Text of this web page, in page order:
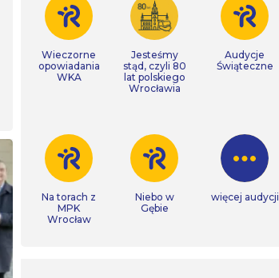
Wieczorne
opowiadania
WKA
Jesteśmy
stąd, czyli 80
lat polskiego
Wrocławia
Audycje
Świąteczne
Na torach z
MPK
Wrocław
Niebo w
Gębie
więcej audycji